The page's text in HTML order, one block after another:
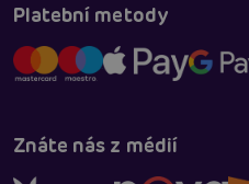
Platební metody
Znáte nás z médií